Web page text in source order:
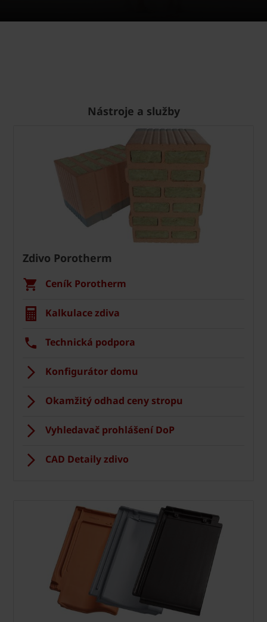
Nástroje a služby
Zdivo Porotherm
Ceník Porotherm
Kalkulace zdiva
Technická podpora
Konfigurátor domu
Okamžitý odhad ceny stropu
Vyhledavač prohlášení DoP
CAD Detaily zdivo